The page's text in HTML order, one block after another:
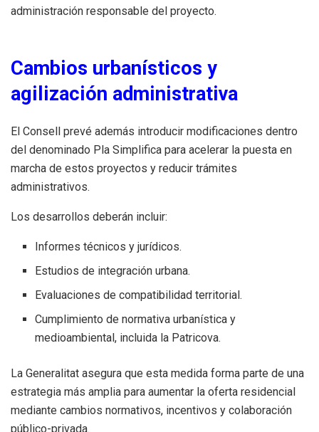
administración responsable del proyecto.
Cambios urbanísticos y
agilización administrativa
El Consell prevé además introducir modificaciones dentro
del denominado Pla Simplifica para acelerar la puesta en
marcha de estos proyectos y reducir trámites
administrativos.
Los desarrollos deberán incluir:
Informes técnicos y jurídicos.
Estudios de integración urbana.
Evaluaciones de compatibilidad territorial.
Cumplimiento de normativa urbanística y
medioambiental, incluida la Patricova.
La Generalitat asegura que esta medida forma parte de una
estrategia más amplia para aumentar la oferta residencial
mediante cambios normativos, incentivos y colaboración
público-privada.